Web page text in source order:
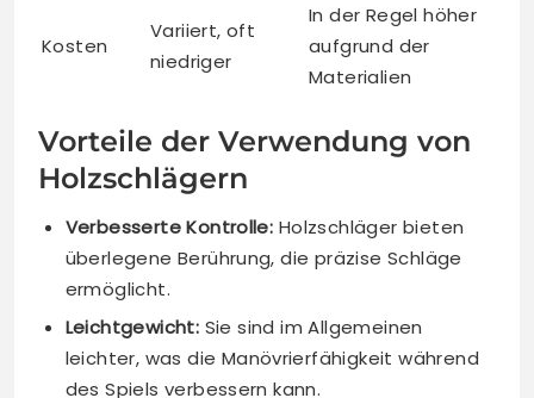
Kosten
Variiert, oft
niedriger
In der Regel höher
aufgrund der
Materialien
Vorteile der Verwendung von
Holzschlägern
Verbesserte Kontrolle: Holzschläger bieten
überlegene Berührung, die präzise Schläge
ermöglicht.
Leichtgewicht: Sie sind im Allgemeinen
leichter, was die Manövrierfähigkeit während
des Spiels verbessern kann.